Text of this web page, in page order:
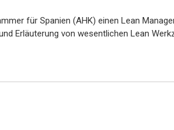
für Spanien (AHK) einen Lean
Erläuterung von wesentlichen Lean